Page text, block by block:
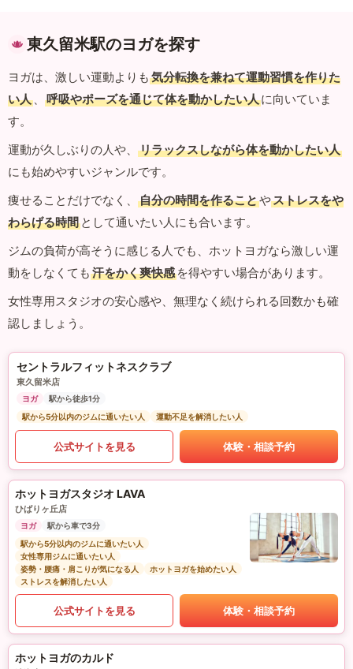
東久留米駅のヨガを探す
ヨガは、激しい運動よりも 気分転換を兼ねて運動習慣を作りた
い人 、 呼吸やポーズを通じて体を動かしたい人に向いていま
す。
運動が久しぶりの人や、
リラックスしながら体を動かしたい人
にも始めやすいジャンルです。
痩せることだけでなく、
自分の時間を作ることやストレスをや
わらげる時間 として通いたい人にも合います。
ジムの負荷が高そうに感じる人でも、ホットヨガなら激しい運
動をしなくても 汗をかく爽快感 を得やすい場合があります。
女性専用スタジオの安心感や、無理なく続けられる回数かも確
認しましょう。
セントラルフィットネスクラブ
東久留米店
ヨガ
駅から徒歩1分
駅から5分以内のジムに通いたい人
運動不足を解消したい人
公式サイトを見る 体験・相談予約
ホットヨガスタジオ LAVA
ひばりヶ丘店
ヨガ
駅から車で3分
駅から5分以内のジムに通いたい人
女性専用ジムに通いたい人
姿勢・腰痛・肩こりが気になる人
ホットヨガを始めたい人
ストレスを解消したい人
公式サイトを見る 体験・相談予約
ホットヨガのカルド